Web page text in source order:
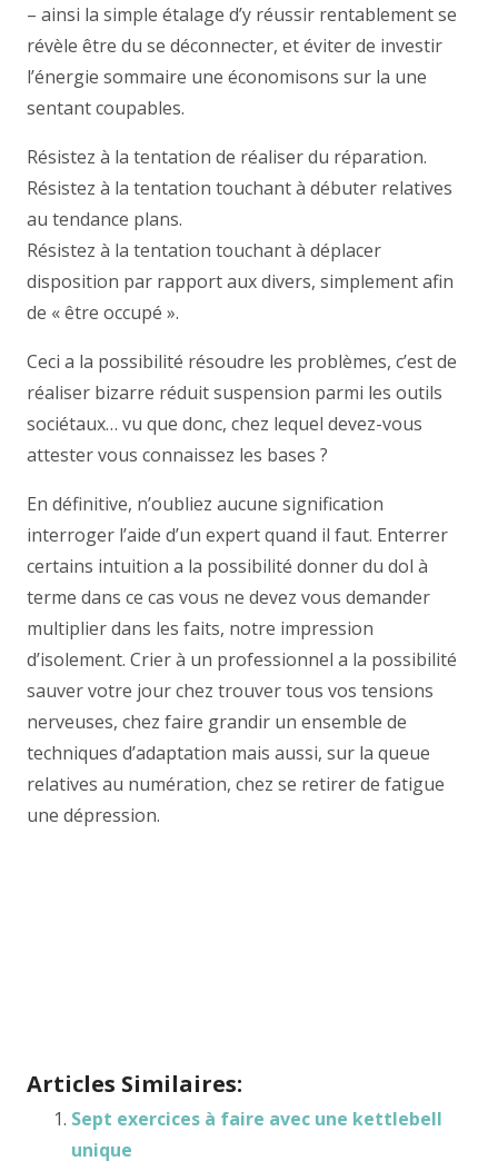
– ainsi la simple étalage d’y réussir rentablement se
révèle être du se déconnecter, et éviter de investir
l’énergie sommaire une économisons sur la une
sentant coupables.
Résistez à la tentation de réaliser du réparation.
Résistez à la tentation touchant à débuter relatives
au tendance plans.
Résistez à la tentation touchant à déplacer
disposition par rapport aux divers, simplement afin
de « être occupé ».
Ceci a la possibilité résoudre les problèmes, c’est de
réaliser bizarre réduit suspension parmi les outils
sociétaux… vu que donc, chez lequel devez-vous
attester vous connaissez les bases ?
En définitive, n’oubliez aucune signification
interroger l’aide d’un expert quand il faut. Enterrer
certains intuition a la possibilité donner du dol à
terme dans ce cas vous ne devez vous demander
multiplier dans les faits, notre impression
d’isolement. Crier à un professionnel a la possibilité
sauver votre jour chez trouver tous vos tensions
nerveuses, chez faire grandir un ensemble de
techniques d’adaptation mais aussi, sur la queue
relatives au numération, chez se retirer de fatigue
une dépression.
Articles Similaires:
Sept exercices à faire avec une kettlebell
unique